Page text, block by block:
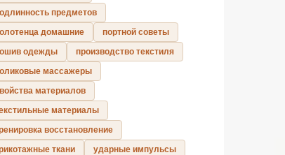
предметов
домашние
портной советы
одежды
производство текстиля
массажеры
материалов
материалы
восстановление
ткани
ударные импульсы